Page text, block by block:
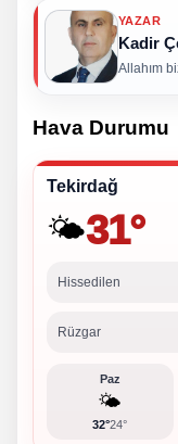
YAZAR
Kadir
Allahım
Hava Durumu
Tekirdağ
🌤️31°
Hissedilen
Rüzgar
Paz
🌤️
32°24°